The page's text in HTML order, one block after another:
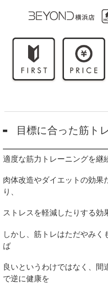
目標に合った筋ト
適度な筋力トレーニングを継
肉体改造やダイエットの効果
り、
ストレスを軽減したりする効
しかし、筋トレはただやみ
ば
良いというわけではなく、間
で逆に健康を